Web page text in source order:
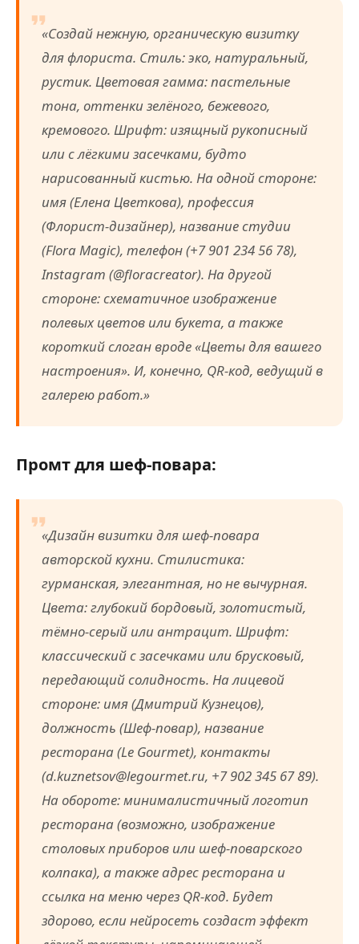
«Создай нежную, органическую визитку
для флориста. Стиль: эко, натуральный,
рустик. Цветовая гамма: пастельные
тона, оттенки зелёного, бежевого,
кремового. Шрифт: изящный рукописный
или с лёгкими засечками, будто
нарисованный кистью. На одной стороне:
имя (Елена Цветкова), профессия
(Флорист-дизайнер), название студии
(Flora Magic), телефон (+7 901 234 56 78),
Instagram (@floracreator). На другой
стороне: схематичное изображение
полевых цветов или букета, а также
короткий слоган вроде «Цветы для вашего
настроения». И, конечно, QR-код, ведущий в
галерею работ.»
Промт для шеф-повара:
«Дизайн визитки для шеф-повара
авторской кухни. Стилистика:
гурманская, элегантная, но не вычурная.
Цвета: глубокий бордовый, золотистый,
тёмно-серый или антрацит. Шрифт:
классический с засечками или брусковый,
передающий солидность. На лицевой
стороне: имя (Дмитрий Кузнецов),
должность (Шеф-повар), название
ресторана (Le Gourmet), контакты
(d.kuznetsov@legourmet.ru, +7 902 345 67 89).
На обороте: минималистичный логотип
ресторана (возможно, изображение
столовых приборов или шеф-поварского
колпака), а также адрес ресторана и
ссылка на меню через QR-код. Будет
здорово, если нейросеть создаст эффект